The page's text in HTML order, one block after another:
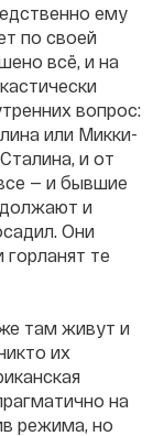
ему
по своей
всё, и на
вопрос:
или Микки-
и от
— и бывшие
и
Они
те
там живут и
их
на
режима, но